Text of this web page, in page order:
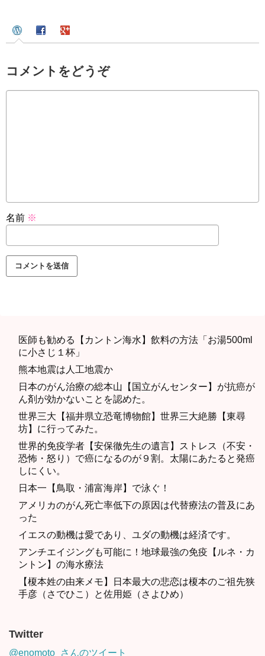
コメントをどうぞ
名前 ※
医師も勧める【カントン海水】飲料の方法「お湯500ml
に小さじ１杯」
熊本地震は人工地震か
日本のがん治療の総本山【国立がんセンター】が抗癌が
ん剤が効かないことを認めた。
世界三大【福井県立恐竜博物館】世界三大絶勝【東尋
坊】に行ってみた。
世界的免疫学者【安保徹先生の遺言】ストレス（不安・
恐怖・怒り）で癌になるのが９割。太陽にあたると発癌
しにくい。
日本一【鳥取・浦富海岸】で泳ぐ！
アメリカのがん死亡率低下の原因は代替療法の普及にあ
った
イエスの動機は愛であり、ユダの動機は経済です。
アンチエイジングも可能に！地球最強の免疫【ルネ・カ
ントン】の海水療法
【榎本姓の由来メモ】日本最大の悲恋は榎本のご祖先狭
手彦（さでひこ）と佐用姫（さよひめ）
Twitter
@enomoto_さんのツイート